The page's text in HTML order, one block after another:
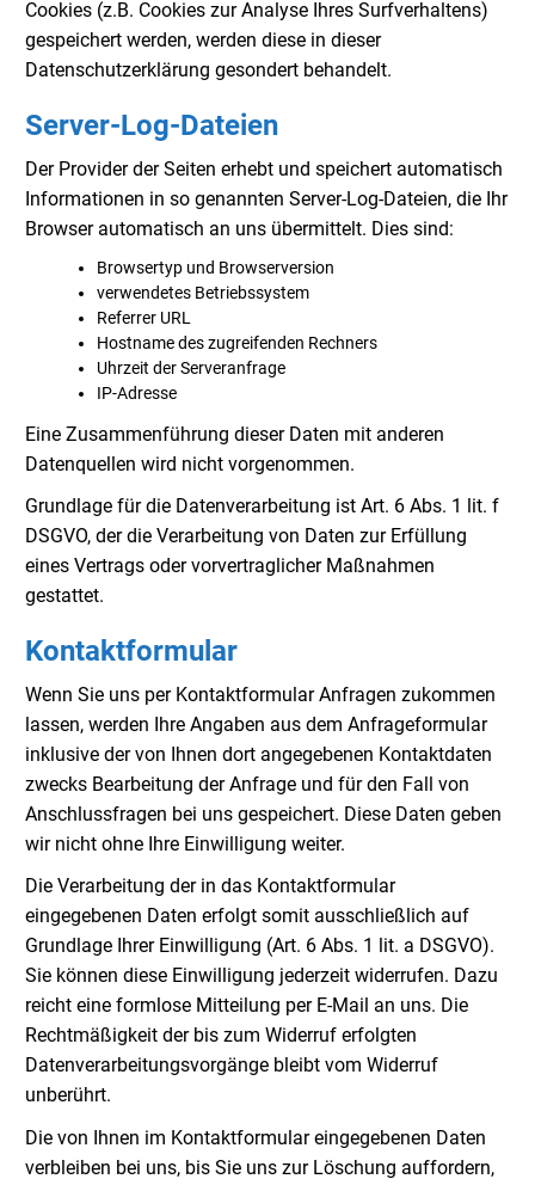
Cookies (z.B. Cookies zur Analyse Ihres Surfverhaltens)
gespeichert werden, werden diese in dieser
Datenschutzerklärung gesondert behandelt.
Server-Log-Dateien
Der Provider der Seiten erhebt und speichert automatisch
Informationen in so genannten Server-Log-Dateien, die Ihr
Browser automatisch an uns übermittelt. Dies sind:
Browsertyp und Browserversion
verwendetes Betriebssystem
Referrer URL
Hostname des zugreifenden Rechners
Uhrzeit der Serveranfrage
IP-Adresse
Eine Zusammenführung dieser Daten mit anderen
Datenquellen wird nicht vorgenommen.
Grundlage für die Datenverarbeitung ist Art. 6 Abs. 1 lit. f
DSGVO, der die Verarbeitung von Daten zur Erfüllung
eines Vertrags oder vorvertraglicher Maßnahmen
gestattet.
Kontaktformular
Wenn Sie uns per Kontaktformular Anfragen zukommen
lassen, werden Ihre Angaben aus dem Anfrageformular
inklusive der von Ihnen dort angegebenen Kontaktdaten
zwecks Bearbeitung der Anfrage und für den Fall von
Anschlussfragen bei uns gespeichert. Diese Daten geben
wir nicht ohne Ihre Einwilligung weiter.
Die Verarbeitung der in das Kontaktformular
eingegebenen Daten erfolgt somit ausschließlich auf
Grundlage Ihrer Einwilligung (Art. 6 Abs. 1 lit. a DSGVO).
Sie können diese Einwilligung jederzeit widerrufen. Dazu
reicht eine formlose Mitteilung per E-Mail an uns. Die
Rechtmäßigkeit der bis zum Widerruf erfolgten
Datenverarbeitungsvorgänge bleibt vom Widerruf
unberührt.
Die von Ihnen im Kontaktformular eingegebenen Daten
verbleiben bei uns, bis Sie uns zur Löschung auffordern,